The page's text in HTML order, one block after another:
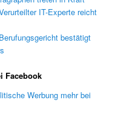
IT-Experte reicht
bestätigt
Facebook
Werbung mehr bei